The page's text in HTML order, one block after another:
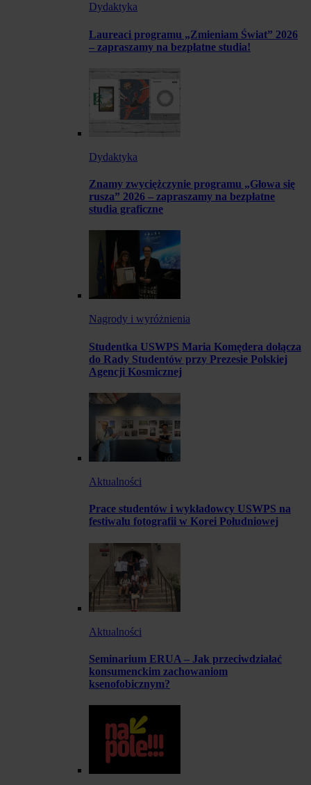
Dydaktyka
Laureaci programu „Zmieniam Świat” 2026
– zapraszamy na bezpłatne studia!
Dydaktyka
Znamy zwyciężczynie programu „Głowa się
rusza” 2026 – zapraszamy na bezpłatne
studia graficzne
Nagrody i wyróżnienia
Studentka USWPS Maria Komędera dołącza
do Rady Studentów przy Prezesie Polskiej
Agencji Kosmicznej
Aktualności
Prace studentów i wykładowcy USWPS na
festiwalu fotografii w Korei Południowej
Aktualności
Seminarium ERUA – Jak przeciwdziałać
konsumenckim zachowaniom
ksenofobicznym?